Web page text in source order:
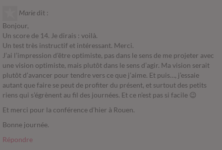
Marie dit :
Bonjour,
Un score de 14. Je dirais : voilà.
Un test très instructif et intéressant. Merci.
J’ai l’impression d’être optimiste, pas dans le sens de me projeter avec
une vision optimiste, mais plutôt dans le sens d’agir. Ma vision serait
plutôt d’avancer pour tendre vers ce que j’aime. Et puis…, j’essaie
autant que faire se peut de profiter du présent, et surtout des petits
riens qui s’égrènent au fil des journées. Et ce n’est pas si facile 😉
Et merci pour la conférence d’hier à Rouen.
Bonne journée.
Répondre